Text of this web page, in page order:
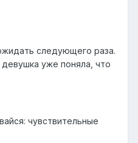
следующего раза.
уже поняла, что
чувствительные